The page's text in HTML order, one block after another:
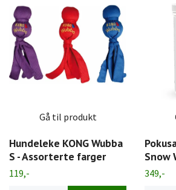
Gå til produkt
Hundeleke KONG Wubba
S - Assorterte farger
119,-
Snow
349,-